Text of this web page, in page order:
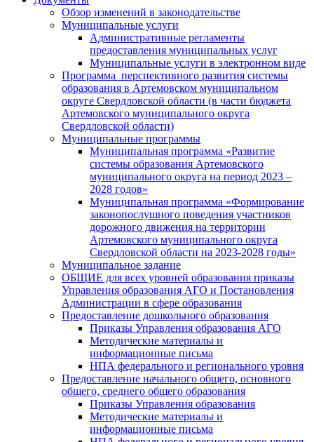
Обзор изменений в законодательстве
Муниципальные услуги
Административные регламенты
предоставления муниципальных услуг
Муниципальные услуги в электронном виде
Программа перспективного развития системы
образования в Артемовском муниципальном
округе Свердловской области (в части бюджета
Артемовского муниципального округа
Свердловской области)
Муниципальные программы
Муниципальная программа «Развитие
системы образования Артемовского
муниципального округа на период 2023 –
2028 годов»
Муниципальная программа «Формирование
законопослушного поведения участников
дорожного движения на территории
Артемовского муниципального округа
Свердловской области на 2023-2028 годы»
Муниципальное задание
ОБЩИЕ для всех уровней образования приказы
Управления образования АГО и Постановления
Администрации в сфере образования
Предоставление дошкольного образования
Приказы Управления образования АГО
Методические материалы и
информационные письма
НПА федерального и регионального уровня
Предоставление начального общего, основного
общего, среднего общего образования
Приказы Управления образования
Методические материалы и
информационные письма